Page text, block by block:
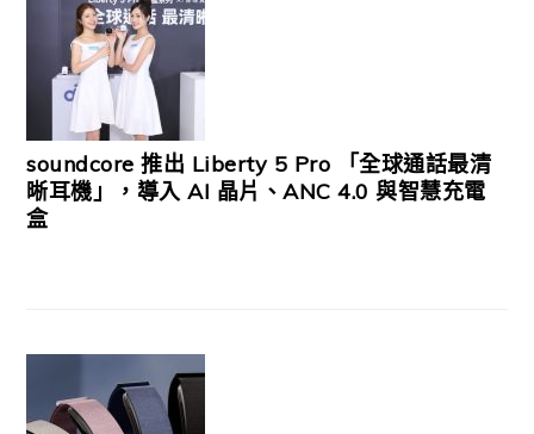
soundcore 推出 Liberty 5 Pro 「全球通話最清
晰耳機」，導入 AI 晶片、ANC 4.0 與智慧充電
盒